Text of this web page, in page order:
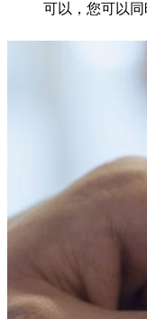
可以，您可以同